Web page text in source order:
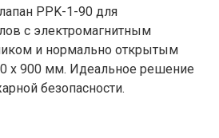
PPK-1-90 для
с электромагнитным
и нормально открытым
х 900 мм. Идеальное решение
безопасности.